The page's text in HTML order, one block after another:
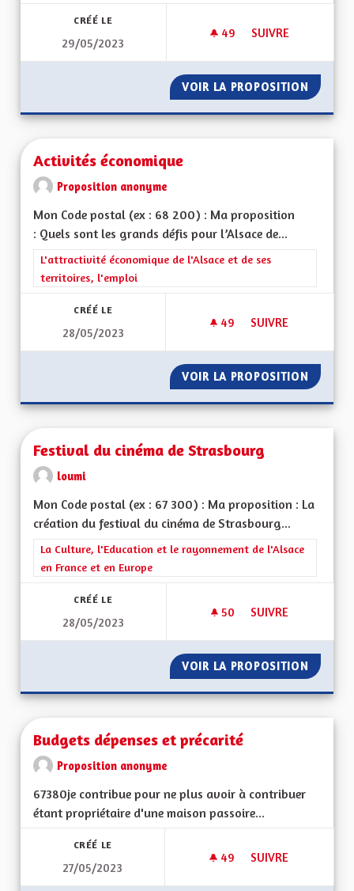
CRÉÉ LE
29/05/2023
49 49 ABONNÉS
SUIVRE
VOIR LA PROPOSITION
Activités économique
Proposition anonyme
Mon Code postal (ex : 68 200) : Ma proposition
: Quels sont les grands défis pour l’Alsace de...
Filtrer les résultats de la catégorie : L'attractivité
L'attractivité économique de l'Alsace et de ses
territoires, l'emploi
CRÉÉ LE
28/05/2023
49 49 ABONNÉS
SUIVRE
VOIR LA PROPOSITION
Festival du cinéma de Strasbourg
loumi
Mon Code postal (ex : 67 300) : Ma proposition : La
création du festival du cinéma de Strasbourg...
Filtrer les résultats de la catégorie : La Culture, l'Education et
La Culture, l'Education et le rayonnement de l'Alsace
en France et en Europe
CRÉÉ LE
28/05/2023
50 50 ABONNÉS
SUIVRE
VOIR LA PROPOSITION
Budgets dépenses et précarité
Proposition anonyme
67380je contribue pour ne plus avoir à contribuer
étant propriétaire d'une maison passoire...
CRÉÉ LE
27/05/2023
49 49 ABONNÉS
SUIVRE